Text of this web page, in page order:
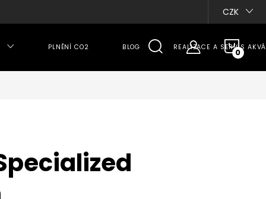
CZK
PLNĚNÍ CO2 BLOG REALIZACE A SERVIS